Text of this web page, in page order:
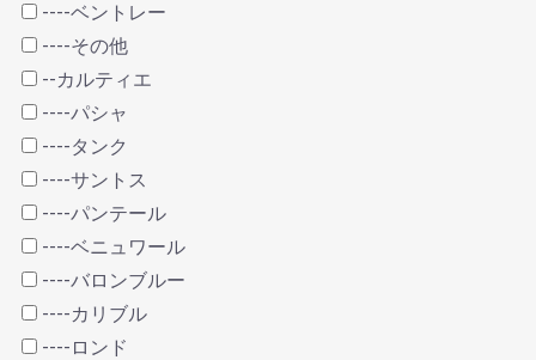
----ベントレー
----その他
--カルティエ
----パシャ
----タンク
----サントス
----パンテール
----ベニュワール
----バロンブルー
----カリブル
----ロンド